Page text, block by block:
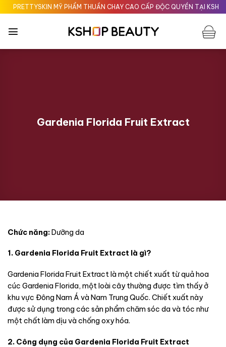
Chuyển
đến
nội
PRETTYSKIN MỸ PHẨM THUẦN CHAY CAO CẤP ĐỘC QUYỀN TẠI
Gardenia Florida Fruit Extract
Chức năng:Dưỡng da
1. Gardenia Florida Fruit Extract là gì?
Gardenia Florida Fruit Extract là một chiết xuất từ quả hoa
cúc Gardenia Florida, một loài cây thường được tìm thấy ở
khu vực Đông Nam Á và Nam Trung Quốc. Chiết xuất này
được sử dụng trong các sản phẩm chăm sóc da và tóc như
một chất làm dịu và chống oxy hóa.
2. Công dụng của Gardenia Florida Fruit Extract